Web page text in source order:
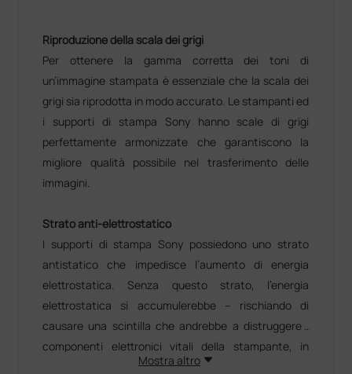
Riproduzione della scala dei grigi
Per ottenere la gamma corretta dei toni di
un’immagine stampata è essenziale che la scala dei
grigi sia riprodotta in modo accurato. Le stampanti ed
i supporti di stampa Sony hanno scale di grigi
perfettamente armonizzate che garantiscono la
migliore qualità possibile nel trasferimento delle
immagini.
Strato anti-elettrostatico
I supporti di stampa Sony possiedono uno strato
antistatico che impedisce l’aumento di energia
elettrostatica. Senza questo strato, l’energia
elettrostatica si accumulerebbe – rischiando di
causare una scintilla che andrebbe a distruggere i
componenti elettronici vitali della stampante, in
particolare quelli della testina termica.
Mostra altro